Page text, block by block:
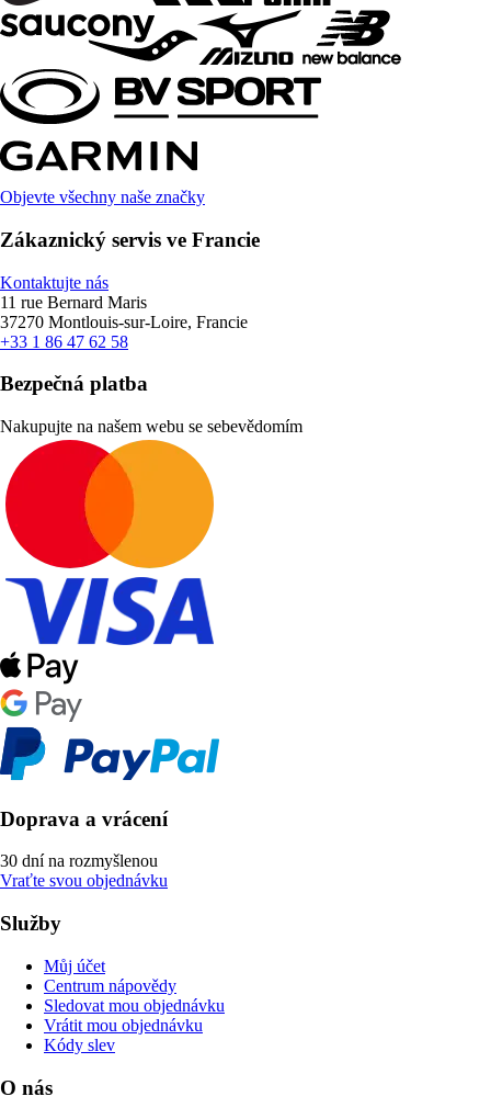
Objevte všechny naše značky
Zákaznický servis ve Francie
Kontaktujte nás
11 rue Bernard Maris
37270 Montlouis-sur-Loire, Francie
+33 1 86 47 62 58
Bezpečná platba
Nakupujte na našem webu se sebevědomím
Doprava a vrácení
30 dní na rozmyšlenou
Vraťte svou objednávku
Služby
Můj účet
Centrum nápovědy
Sledovat mou objednávku
Vrátit mou objednávku
Kódy slev
O nás